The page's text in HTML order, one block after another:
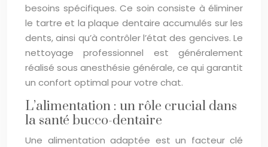
besoins spécifiques. Ce soin consiste à éliminer
le tartre et la plaque dentaire accumulés sur les
dents, ainsi qu’à contrôler l’état des gencives. Le
nettoyage professionnel est généralement
réalisé sous anesthésie générale, ce qui garantit
un confort optimal pour votre chat.
L’alimentation : un rôle crucial dans
la santé bucco-dentaire
Une alimentation adaptée est un facteur clé